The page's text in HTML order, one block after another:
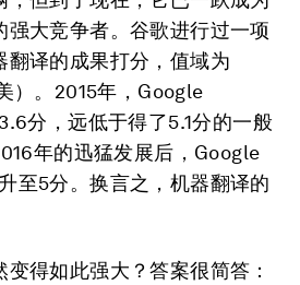
强大竞争者。谷歌进行过一项
翻译的成果打分，值域为
）。2015年，Google
分，远低于得了5.1分的一般
年的迅猛发展后，Google
至5分。换言之，机器翻译的
得如此强大？答案很简答：